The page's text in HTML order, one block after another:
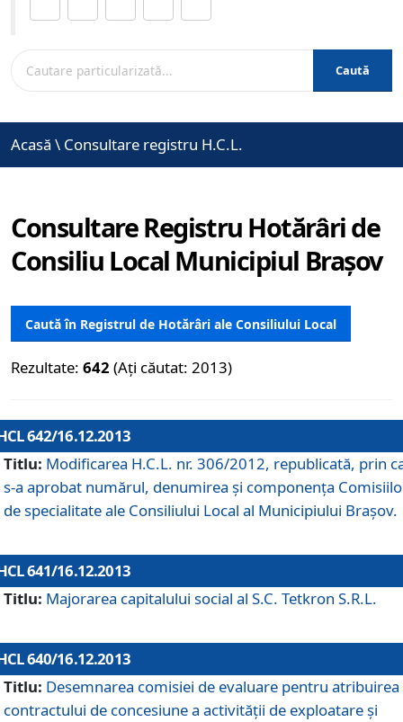
Caută
Acasă \ Consultare registru H.C.L.
Consultare Registru Hotărâri de
Consiliu Local Municipiul Brașov
Caută în Registrul de Hotărâri ale Consiliului Local
Rezultate: 642 (Ați căutat: 2013)
642/16.12.2013
Titlu: Modificarea H.C.L. nr. 306/2012, republicată, prin
s-a aprobat numărul, denumirea şi componenţa
de specialitate ale Consiliului Local al Municipiului Braşov.
641/16.12.2013
Titlu: Majorarea capitalului social al S.C. Tetkron S.R.L.
640/16.12.2013
Titlu: Desemnarea comisiei de evaluare pentru atribuirea
contractului de concesiune a activităţii de exploatare şi